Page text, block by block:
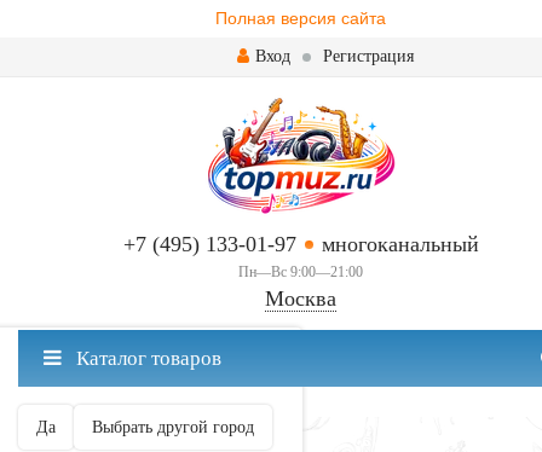
Полная версия сайта
Вход Регистрация
+7 (495) 133-01-97 многоканальный
Пн—Вс 9:00—21:00
Москва
Москва ваш город?
Да Выбрать другой город
Каталог товаров
РАЗЪЕМЫ И ПЕРЕХОДНИКИ